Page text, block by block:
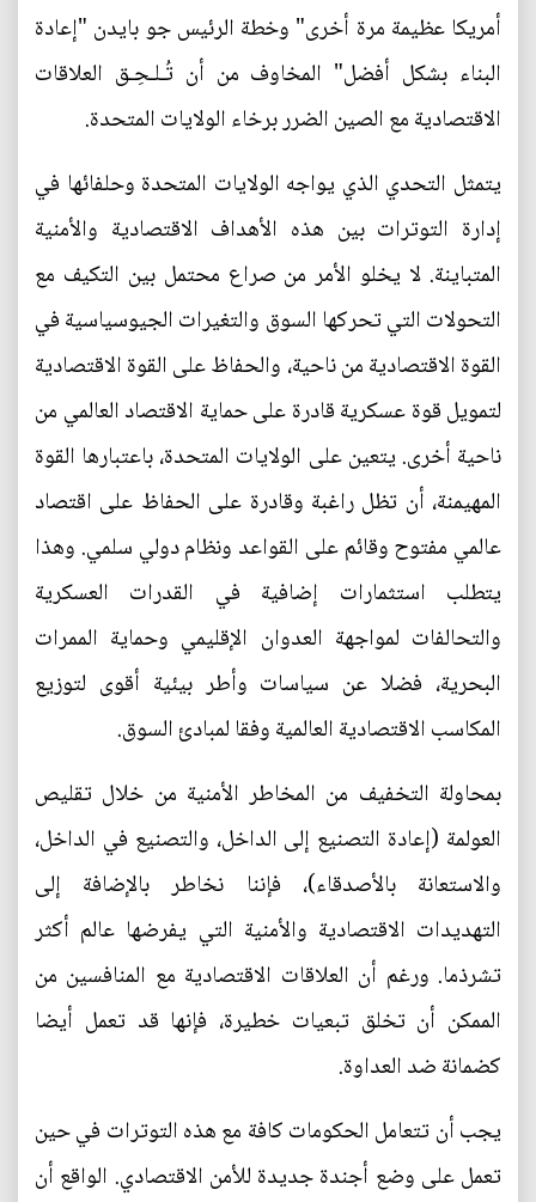
أمريكا عظيمة مرة أخرى" وخطة الرئيس جو بايدن "إعادة
البناء بشكل أفضل" المخاوف من أن تُـلـحِـق العلاقات
الاقتصادية مع الصين الضرر برخاء الولايات المتحدة.
يتمثل التحدي الذي يواجه الولايات المتحدة وحلفائها في
إدارة التوترات بين هذه الأهداف الاقتصادية والأمنية
المتباينة. لا يخلو الأمر من صراع محتمل بين التكيف مع
التحولات التي تحركها السوق والتغيرات الجيوسياسية في
القوة الاقتصادية من ناحية، والحفاظ على القوة الاقتصادية
لتمويل قوة عسكرية قادرة على حماية الاقتصاد العالمي من
ناحية أخرى. يتعين على الولايات المتحدة، باعتبارها القوة
المهيمنة، أن تظل راغبة وقادرة على الحفاظ على اقتصاد
عالمي مفتوح وقائم على القواعد ونظام دولي سلمي. وهذا
يتطلب استثمارات إضافية في القدرات العسكرية
والتحالفات لمواجهة العدوان الإقليمي وحماية الممرات
البحرية، فضلا عن سياسات وأطر بيئية أقوى لتوزيع
المكاسب الاقتصادية العالمية وفقا لمبادئ السوق.
بمحاولة التخفيف من المخاطر الأمنية من خلال تقليص
العولمة (إعادة التصنيع إلى الداخل، والتصنيع في الداخل،
والاستعانة بالأصدقاء)، فإننا نخاطر بالإضافة إلى
التهديدات الاقتصادية والأمنية التي يفرضها عالم أكثر
تشرذما. ورغم أن العلاقات الاقتصادية مع المنافسين من
الممكن أن تخلق تبعيات خطيرة، فإنها قد تعمل أيضا
كضمانة ضد العداوة.
يجب أن تتعامل الحكومات كافة مع هذه التوترات في حين
تعمل على وضع أجندة جديدة للأمن الاقتصادي. الواقع أن